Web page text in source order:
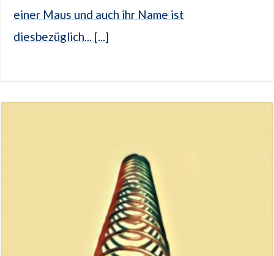
einer Maus und auch ihr Name ist
diesbezüglich... [...]